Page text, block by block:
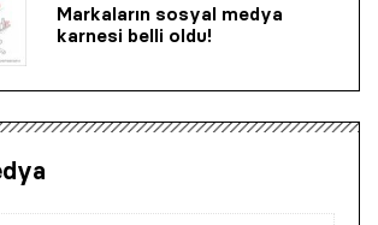
Markaların sosyal medya
karnesi belli oldu!